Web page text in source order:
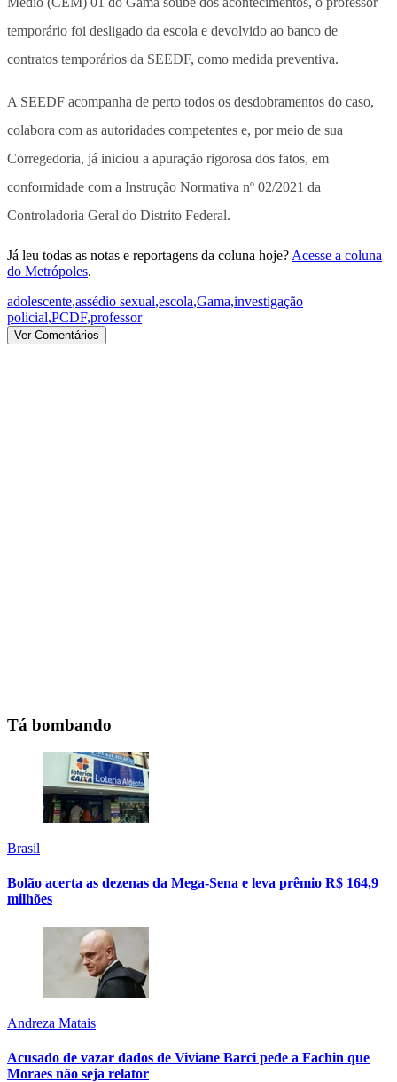
temporário foi desligado da escola e devolvido ao banco de
contratos temporários da SEEDF, como medida preventiva.
A SEEDF acompanha de perto todos os desdobramentos do caso,
colabora com as autoridades competentes e, por meio de sua
Corregedoria, já iniciou a apuração rigorosa dos fatos, em
conformidade com a Instrução Normativa nº 02/2021 da
Controladoria Geral do Distrito Federal.
Já leu todas as notas e reportagens da coluna hoje? Acesse a coluna
do Metrópoles.
adolescente,assédio sexual,escola,Gama,investigação
policial,PCDF,professor
Ver Comentários
Tá bombando
Brasil
Bolão acerta as dezenas da Mega-Sena e leva prêmio R$ 164,9
milhões
Andreza Matais
Acusado de vazar dados de Viviane Barci pede a Fachin que
Moraes não seja relator